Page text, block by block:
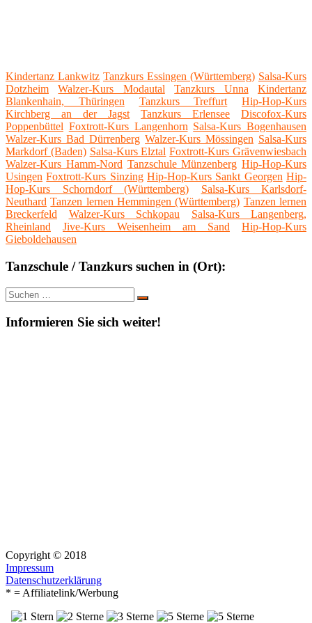
Kindertanz Lankwitz Tanzkurs Essingen (Württemberg) Salsa-Kurs
Dotzheim
Walzer-Kurs Modautal Tanzkurs Unna
Kindertanz
Blankenhain, Thüringen
Tanzkurs Treffurt
Hip-Hop-Kurs
Kirchberg an der Jagst
Tanzkurs Erlensee
Discofox-Kurs
Poppenbüttel Foxtrott-Kurs Langenhorn Salsa-Kurs Bogenhausen
Walzer-Kurs Bad Dürrenberg Walzer-Kurs Mössingen Salsa-Kurs
Markdorf (Baden) Salsa-Kurs Elztal Foxtrott-Kurs Grävenwiesbach
Walzer-Kurs Hamm-Nord Tanzschule Münzenberg Hip-Hop-Kurs
Usingen Foxtrott-Kurs Sinzing Hip-Hop-Kurs Sankt Georgen Hip-
Hop-Kurs Schorndorf (Württemberg)
Salsa-Kurs Karlsdorf-
Neuthard Tanzen lernen Hemmingen (Württemberg) Tanzen lernen
Breckerfeld
Walzer-Kurs Schkopau
Salsa-Kurs Langenberg,
Rheinland
Jive-Kurs Weisenheim am Sand
Hip-Hop-Kurs
Gieboldehausen
Tanzschule / Tanzkurs suchen in (Ort):
Suche
nach:
Suchen
Informieren Sie sich weiter!
Copyright © 2018
Impressum
Datenschutzerklärung
* = Affiliatelink/Werbung